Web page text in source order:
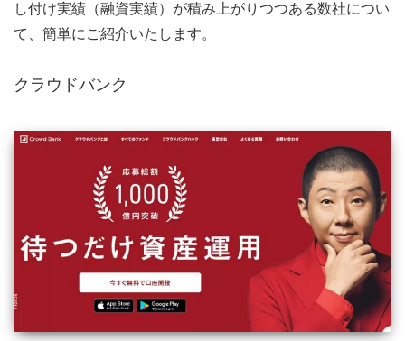
し付け実績（融資実績）が積み上がりつつある数社につい
て、簡単にご紹介いたします。
クラウドバンク